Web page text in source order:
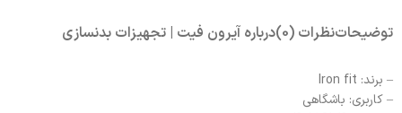
توضیحاتنظرات (0) درباره آیرون فیت | تجهیزات بدنسازی
– برند: Iron fit
– کاربری: باشگاهی